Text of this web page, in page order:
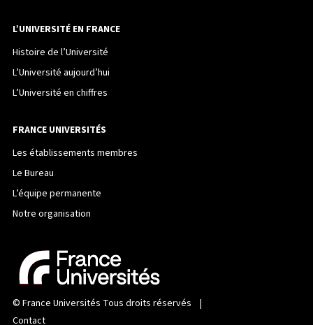
L’UNIVERSITÉ EN FRANCE
Histoire de l’Université
L’Université aujourd’hui
L’Université en chiffres
FRANCE UNIVERSITÉS
Les établissements membres
Le Bureau
L’équipe permanente
Notre organisation
© France Universités Tous droits réservés |
Contact